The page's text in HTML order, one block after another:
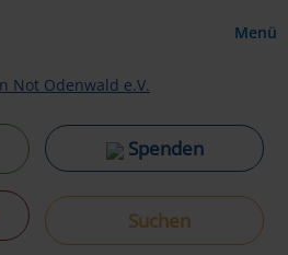
Menü
Spenden